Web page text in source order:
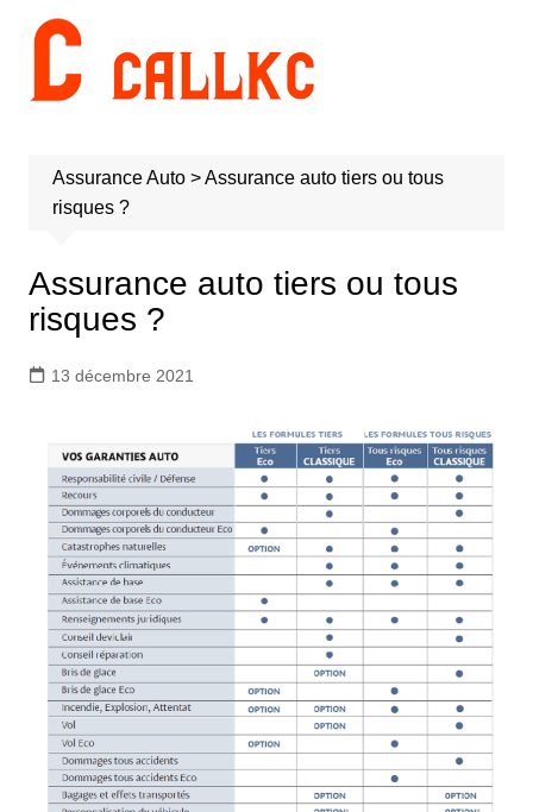
contenu
Assurance Auto>Assurance auto tiers ou tous
risques ?
Assurance auto tiers ou tous
risques ?
13 décembre 2021